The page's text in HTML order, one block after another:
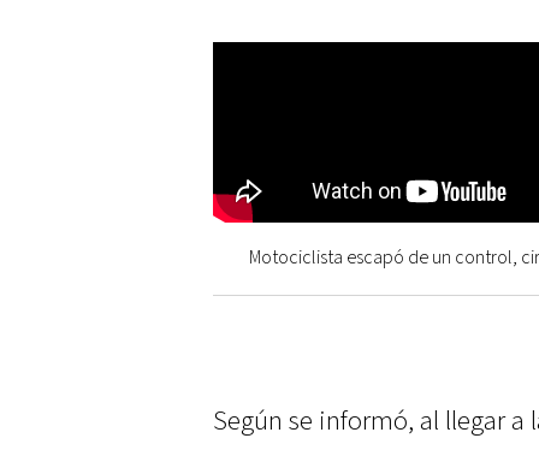
Motociclista escapó de un control,
Según se informó, al llegar